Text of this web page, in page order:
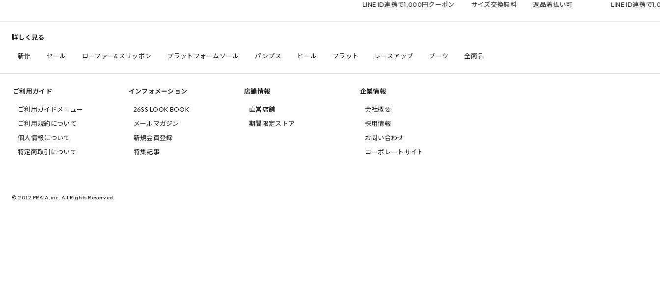
LINE ID連携で1,000円クーポン サイズ交換無料 返品着払い可 LINE ID連携で1,000円ク
詳しく見る
新作 セール ローファー&スリッポン プラットフォームソール パンプス ヒール フラット レースアップ ブーツ 全商品
ご利用ガイド
ご利用ガイドメニュー
ご利用規約について
個人情報について
特定商取引について
インフォメーション
26SS LOOK BOOK
メールマガジン
新規会員登録
特集記事
店舗情報
直営店舗
期間限定ストア
企業情報
会社概要
採用情報
お問い合わせ
コーポレートサイト
© 2012 PRAIA,inc. All Rights Reserved.